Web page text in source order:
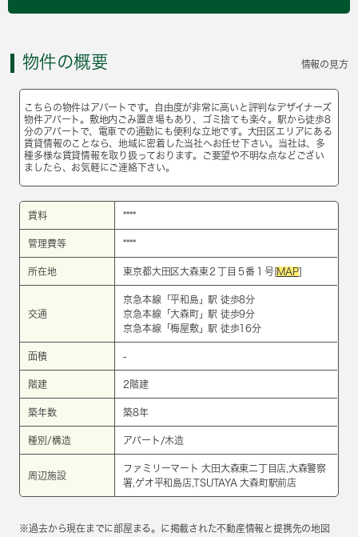
物件の概要 情報の見方
こちらの物件はアパートです。自由度が非常に高いと評判なデザイナーズ
物件アパート。敷地内ごみ置き場もあり、ゴミ捨ても楽々。駅から徒歩8
分のアパートで、電車での通勤にも便利な立地です。大田区エリアにある
賃貸情報のことなら、地域に密着した当社へお任せ下さい。当社は、多
種多様な賃貸情報を取り扱っております。ご要望や不明な点などござい
ましたら、お気軽にご連絡下さい。
賃料 ****
管理費等 ****
所在地 東京都大田区大森東２丁目５番１号[ MAP]
交通
京急本線 「平和島 」駅 徒歩8分
京急本線 「大森町」駅 徒歩9分
京急本線 「梅屋敷」駅 徒歩16分
面積 -
階建 2階建
築年数 築8年
種別/構造 アパート/木造
周辺施設
ファミリーマート 大田大森東二丁目店,大森警察
署,ゲオ平和島店,TSUTAYA 大森町駅前店
※過去から現在までに部屋まる。に掲載された不動産情報と提携先の地図